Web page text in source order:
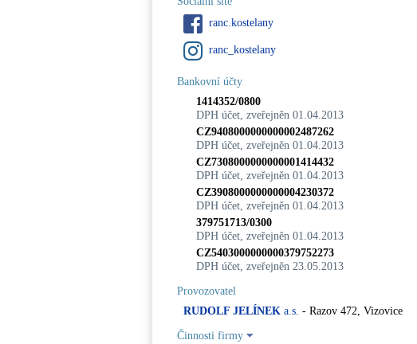
ranc.kostelany
ranc_kostelany
Bankovní účty
1414352/0800
DPH účet, zveřejněn 01.04.2013
CZ9408000000000002487262
DPH účet, zveřejněn 01.04.2013
CZ7308000000000001414432
DPH účet, zveřejněn 01.04.2013
CZ3908000000000004230372
DPH účet, zveřejněn 01.04.2013
379751713/0300
DPH účet, zveřejněn 01.04.2013
CZ5403000000000379752273
DPH účet, zveřejněn 23.05.2013
Provozovatel
RUDOLF JELÍNEK a.s. - Razov 472, Vizovice
Činnosti firmy